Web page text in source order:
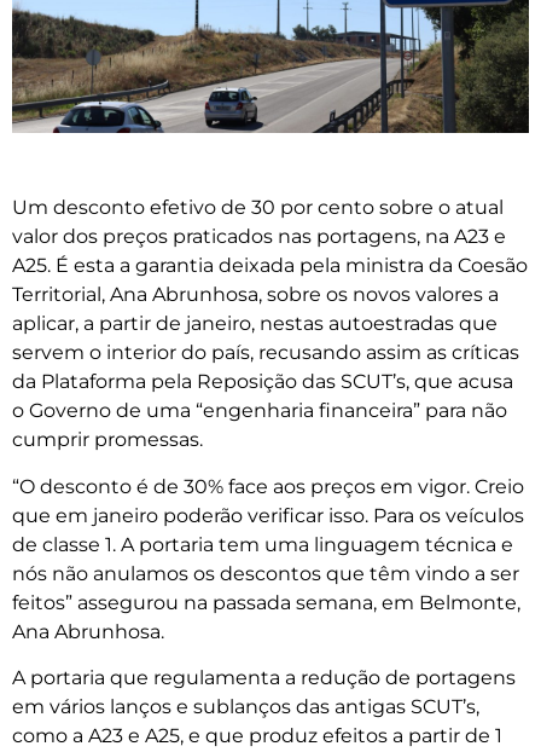
Um desconto efetivo de 30 por cento sobre o atual
valor dos preços praticados nas portagens, na A23 e
A25. É esta a garantia deixada pela ministra da Coesão
Territorial, Ana Abrunhosa, sobre os novos valores a
aplicar, a partir de janeiro, nestas autoestradas que
servem o interior do país, recusando assim as críticas
da Plataforma pela Reposição das SCUT’s, que acusa
o Governo de uma “engenharia financeira” para não
cumprir promessas.
“O desconto é de 30% face aos preços em vigor. Creio
que em janeiro poderão verificar isso. Para os veículos
de classe 1. A portaria tem uma linguagem técnica e
nós não anulamos os descontos que têm vindo a ser
feitos” assegurou na passada semana, em Belmonte,
Ana Abrunhosa.
A portaria que regulamenta a redução de portagens
em vários lanços e sublanços das antigas SCUT’s,
como a A23 e A25, e que produz efeitos a partir de 1